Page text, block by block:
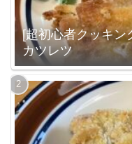
[超初心者クッキン
カツレツ